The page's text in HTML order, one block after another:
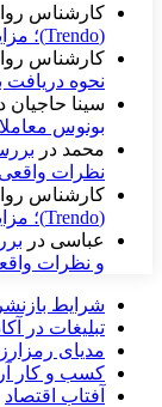
کارشناس
(Trendo)؛ مزایا، معایب و نظرات واقعی کاربران
کارشناس
نحوه دریافت
سینا حاجیان
بونوس
محمد در
نظرات واقعی
کارشناس
(Trendo)؛ مزایا، معایب و نظرات واقعی کاربران
عباسی در
و نظرات
شرایط
تبلیغات در
مدیای رمزارز
کسب و کار
آفتاب اقتصاد